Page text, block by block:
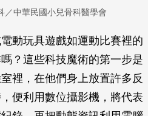
／中華民國小兒骨科醫學會
動玩具遊戲如運動比賽裡的
？這些科技魔術的第一步是
裡，在他們身上放置許多反
便利用數位攝影機，將代表